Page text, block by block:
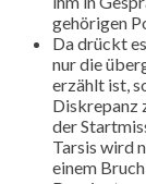
gehörigen
Da drückt
nur die
erzählt ist,
Diskrepanz
der
Tarsis wird
einem